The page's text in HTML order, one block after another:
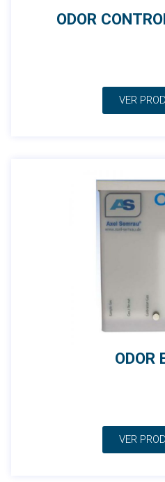
ODOR
VER
ODOR
VER